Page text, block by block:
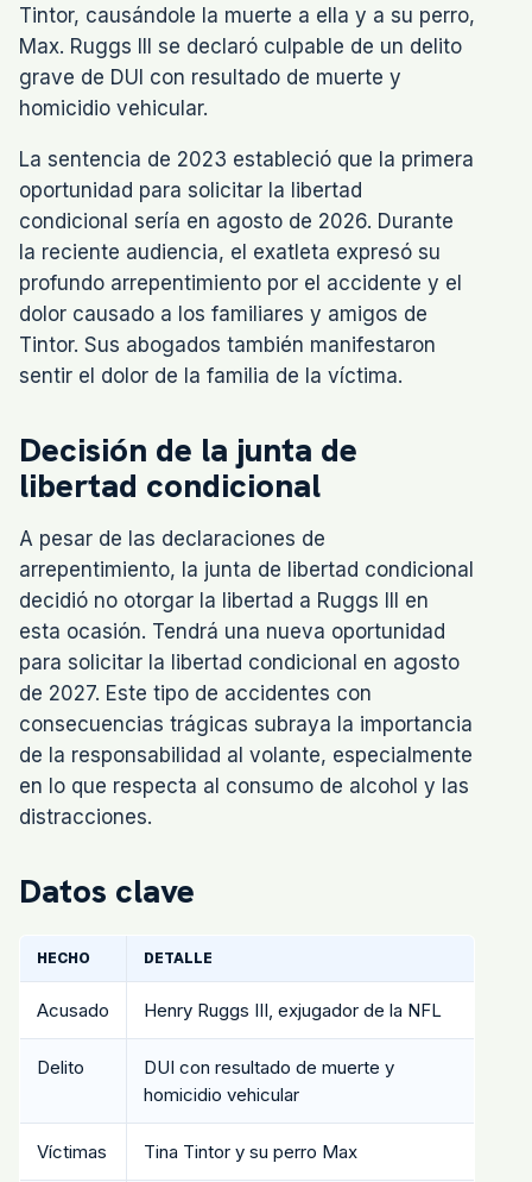
Tintor, causándole la muerte a ella y a su perro,
Max. Ruggs III se declaró culpable de un delito
grave de DUI con resultado de muerte y
homicidio vehicular.
La sentencia de 2023 estableció que la primera
oportunidad para solicitar la libertad
condicional sería en agosto de 2026. Durante
la reciente audiencia, el exatleta expresó su
profundo arrepentimiento por el accidente y el
dolor causado a los familiares y amigos de
Tintor. Sus abogados también manifestaron
sentir el dolor de la familia de la víctima.
Decisión de la junta de
libertad condicional
A pesar de las declaraciones de
arrepentimiento, la junta de libertad condicional
decidió no otorgar la libertad a Ruggs III en
esta ocasión. Tendrá una nueva oportunidad
para solicitar la libertad condicional en agosto
de 2027. Este tipo de accidentes con
consecuencias trágicas subraya la importancia
de la responsabilidad al volante, especialmente
en lo que respecta al consumo de alcohol y las
distracciones.
Datos clave
HECHO DETALLE
Acusado Henry Ruggs III, exjugador de la NFL
Delito
DUI con resultado de muerte y
homicidio vehicular
Víctimas Tina Tintor y su perro Max